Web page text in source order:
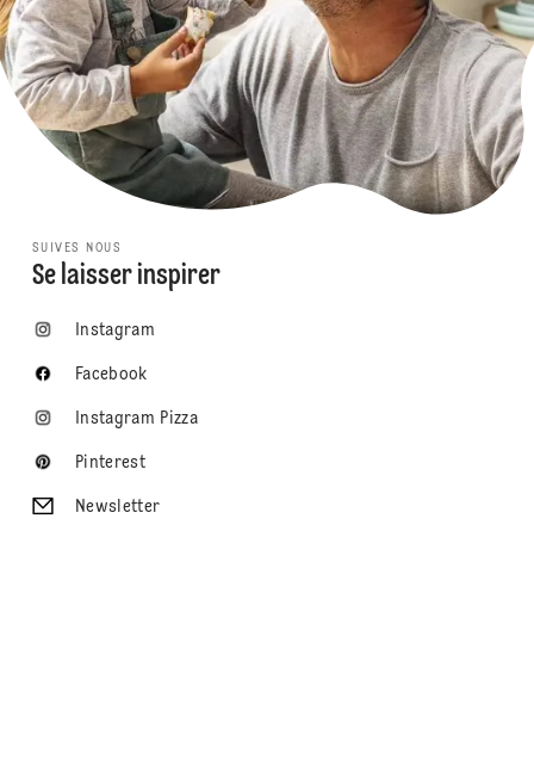
SUIVES NOUS
Se laisser inspirer
Instagram
Facebook
Instagram Pizza
Pinterest
Newsletter